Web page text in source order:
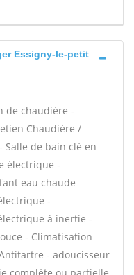
Essigny-le-petit
de chaudière -
Chaudière /
Salle de bain clé en
électrique -
eau chaude
-
à inertie -
- Climatisation
- adoucisseur